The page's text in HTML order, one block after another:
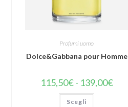
Profumi uomo
Dolce&Gabbana pour Homme
115,50€- 139,00€
Scegli